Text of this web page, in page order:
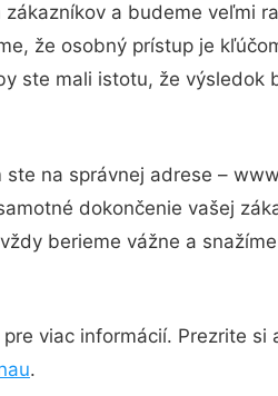
a budeme veľmi
že osobný prístup je
ste mali istotu, že výsledok
na správnej adrese –
dokončenie vašej
berieme vážne a
viac informácií. Prezrite si
.